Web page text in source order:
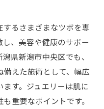
つぼジュエリー利用
の口コミ体験を紹介
耳つぼジュエリーの
るさまざまなツボを専
、美容や健康のサポー
県新潟市中央区でも、
備えた施術として、幅広
す。ジュエリーは肌に
重要なポイントです。